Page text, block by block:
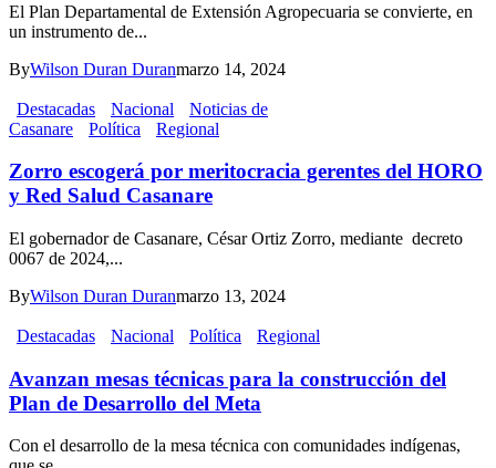
El Plan Departamental de Extensión Agropecuaria se convierte, en
un instrumento de...
ByWilson Duran Duranmarzo 14, 2024
Destacadas Nacional
Noticias de
Casanare
Política Regional
Zorro escogerá por meritocracia gerentes del HORO
y Red Salud Casanare
El gobernador de Casanare, César Ortiz Zorro, mediante decreto
0067 de 2024,...
ByWilson Duran Duranmarzo 13, 2024
Destacadas Nacional Política Regional
Avanzan mesas técnicas para la construcción del
Plan de Desarrollo del Meta
Con el desarrollo de la mesa técnica con comunidades indígenas,